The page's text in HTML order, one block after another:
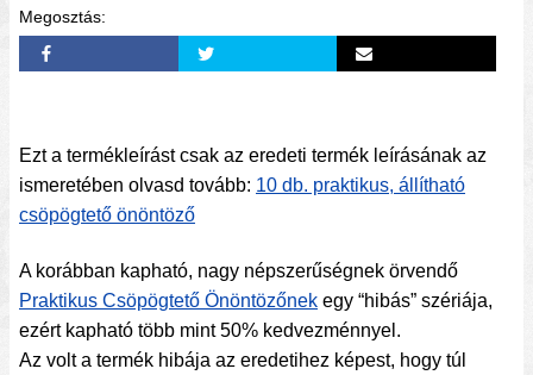
Megosztás:
Ezt a termékleírást csak az eredeti termék leírásának az
ismeretében olvasd tovább: 10 db. praktikus, állítható
csöpögtető önöntöző
A korábban kapható, nagy népszerűségnek örvendő
Praktikus Csöpögtető Önöntözőnek egy “hibás” szériája,
ezért kapható több mint 50% kedvezménnyel.
Az volt a termék hibája az eredetihez képest, hogy túl